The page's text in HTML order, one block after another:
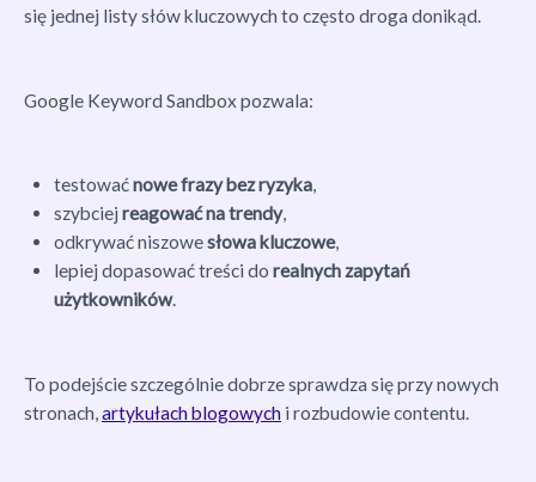
się jednej listy słów kluczowych to często droga donikąd.
Google Keyword Sandbox pozwala:
testowaćnowe frazy bez ryzyka,
szybciej reagować na trendy,
odkrywać niszowesłowa kluczowe,
lepiej dopasować treści do realnych zapytań
użytkowników.
To podejście szczególnie dobrze sprawdza się przy nowych
stronach, artykułach blogowych i rozbudowie contentu.